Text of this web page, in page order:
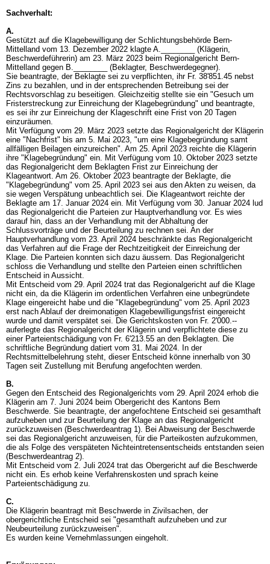
Sachverhalt:
A.
Gestützt auf die Klagebewilligung der Schlichtungsbehörde Bern-
Mittelland vom 13. Dezember 2022 klagte A.________ (Klägerin,
Beschwerdeführerin) am 23. März 2023 beim Regionalgericht Bern-
Mittelland gegen B.________ (Beklagter, Beschwerdegegner).
Sie beantragte, der Beklagte sei zu verpflichten, ihr Fr. 38'851.45 nebst
Zins zu bezahlen, und in der entsprechenden Betreibung sei der
Rechtsvorschlag zu beseitigen. Gleichzeitig stellte sie ein "Gesuch um
Fristerstreckung zur Einreichung der Klagebegründung" und beantragte,
es sei ihr zur Einreichung der Klageschrift eine Frist von 20 Tagen
einzuräumen.
Mit Verfügung vom 29. März 2023 setzte das Regionalgericht der Klägerin
eine "Nachfrist" bis am 5. Mai 2023, "um eine Klagebegründung samt
allfälligen Beilagen einzureichen". Am 25. April 2023 reichte die Klägerin
ihre "Klagebegründung" ein. Mit Verfügung vom 10. Oktober 2023 setzte
das Regionalgericht dem Beklagten Frist zur Einreichung der
Klageantwort. Am 26. Oktober 2023 beantragte der Beklagte, die
"Klagebegründung" vom 25. April 2023 sei aus den Akten zu weisen, da
sie wegen Verspätung unbeachtlich sei. Die Klageantwort reichte der
Beklagte am 17. Januar 2024 ein. Mit Verfügung vom 30. Januar 2024 lud
das Regionalgericht die Parteien zur Hauptverhandlung vor. Es wies
darauf hin, dass an der Verhandlung mit der Abhaltung der
Schlussvorträge und der Beurteilung zu rechnen sei. An der
Hauptverhandlung vom 23. April 2024 beschränkte das Regionalgericht
das Verfahren auf die Frage der Rechtzeitigkeit der Einreichung der
Klage. Die Parteien konnten sich dazu äussern. Das Regionalgericht
schloss die Verhandlung und stellte den Parteien einen schriftlichen
Entscheid in Aussicht.
Mit Entscheid vom 29. April 2024 trat das Regionalgericht auf die Klage
nicht ein, da die Klägerin im ordentlichen Verfahren eine unbegründete
Klage eingereicht habe und die "Klagebegründung" vom 25. April 2023
erst nach Ablauf der dreimonatigen Klagebewilligungsfrist eingereicht
wurde und damit verspätet sei. Die Gerichtskosten von Fr. 2'000.--
auferlegte das Regionalgericht der Klägerin und verpflichtete diese zu
einer Parteientschädigung von Fr. 6'213.55 an den Beklagten. Die
schriftliche Begründung datiert vom 31. Mai 2024. In der
Rechtsmittelbelehrung steht, dieser Entscheid könne innerhalb von 30
Tagen seit Zustellung mit Berufung angefochten werden.
B.
Gegen den Entscheid des Regionalgerichts vom 29. April 2024 erhob die
Klägerin am 7. Juni 2024 beim Obergericht des Kantons Bern
Beschwerde. Sie beantragte, der angefochtene Entscheid sei gesamthaft
aufzuheben und zur Beurteilung der Klage an das Regionalgericht
zurückzuweisen (Beschwerdeantrag 1). Bei Abweisung der Beschwerde
sei das Regionalgericht anzuweisen, für die Parteikosten aufzukommen,
die als Folge des verspäteten Nichteintretensentscheids entstanden seien
(Beschwerdeantrag 2).
Mit Entscheid vom 2. Juli 2024 trat das Obergericht auf die Beschwerde
nicht ein. Es erhob keine Verfahrenskosten und sprach keine
Parteientschädigung zu.
C.
Die Klägerin beantragt mit Beschwerde in Zivilsachen, der
obergerichtliche Entscheid sei "gesamthaft aufzuheben und zur
Neubeurteilung zurückzuweisen".
Es wurden keine Vernehmlassungen eingeholt.